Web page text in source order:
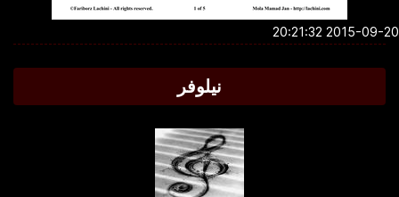
2015-09-20
نیلوفر